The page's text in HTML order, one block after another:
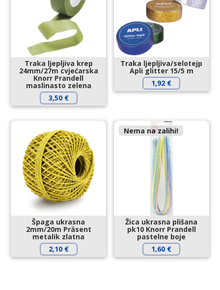
Traka ljepljiva krep
24mm/27m cvjećarska
Knorr Prandell
maslinasto zelena
3,50 €
Traka ljepljiva/selotejp
Apli glitter 15/5 m
1,92 €
Špaga ukrasna
2mm/20m Präsent
metalik zlatna
2,10 €
Nema na zalihi!
Žica ukrasna plišana
pk10 Knorr Prandell
pastelne boje
1,60 €